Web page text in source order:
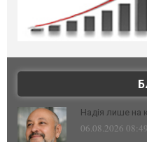
Надія лише на
06.08.2026 08:49